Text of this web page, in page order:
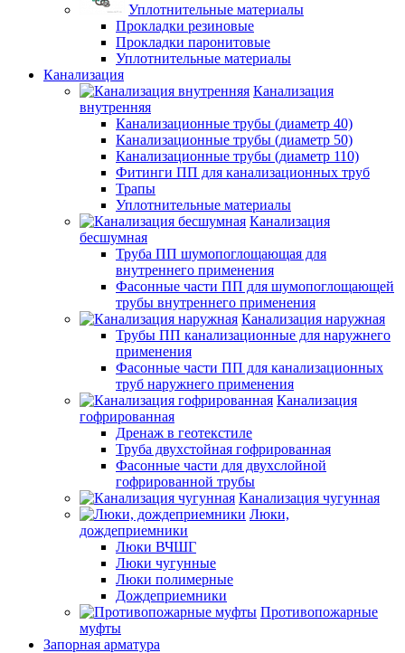
Уплотнительные материалы
Прокладки резиновые
Прокладки паронитовые
Уплотнительные материалы
Канализация
Канализация
внутренняя
Канализационные трубы (диаметр 40)
Канализационные трубы (диаметр 50)
Канализационные трубы (диаметр 110)
Фитинги ПП для канализационных труб
Трапы
Уплотнительные материалы
Канализация
бесшумная
Труба ПП шумопоглощающая для
внутреннего применения
Фасонные части ПП для шумопоглощающей
трубы внутреннего применения
Канализация наружная
Трубы ПП канализационные для наружнего
применения
Фасонные части ПП для канализационных
труб наружнего применения
Канализация
гофрированная
Дренаж в геотекстиле
Труба двухстойная гофрированная
Фасонные части для двухслойной
гофрированной трубы
Канализация чугунная
Люки,
дождеприемники
Люки ВЧШГ
Люки чугунные
Люки полимерные
Дождеприемники
Противопожарные
муфты
Запорная арматура